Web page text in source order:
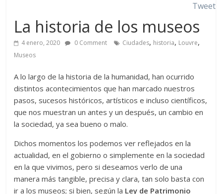
Tweet
La historia de los museos
4 enero, 2020 0 Comment Ciudades, historia, Louvre,
Museos
A lo largo de la historia de la humanidad, han ocurrido
distintos acontecimientos que han marcado nuestros
pasos, sucesos históricos, artísticos e incluso científicos,
que nos muestran un antes y un después, un cambio en
la sociedad, ya sea bueno o malo.
Dichos momentos los podemos ver reflejados en la
actualidad, en el gobierno o simplemente en la sociedad
en la que vivimos, pero si deseamos verlo de una
manera más tangible, precisa y clara, tan solo basta con
ir a los museos; si bien, según la Ley de Patrimonio